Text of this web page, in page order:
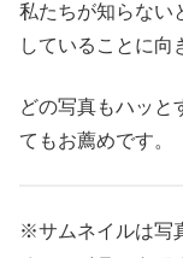
私たちが知らない
していることに向
どの写真もハッと
てもお薦めです。
※サムネイルは写